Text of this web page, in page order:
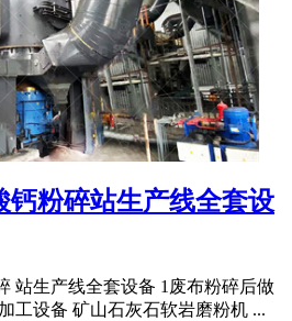
钙粉碎站生产线全套设
站生产线全套设备 1废布粉碎后做
工设备 矿山石灰石软岩磨粉机 ...